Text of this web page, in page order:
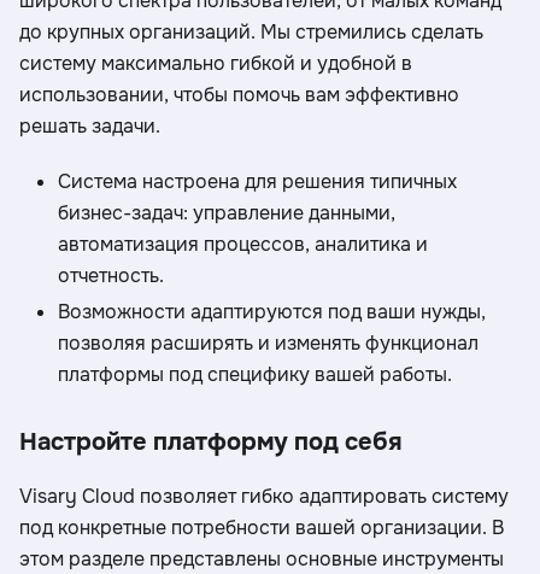
до крупных организаций. Мы стремились сделать
систему максимально гибкой и удобной в
использовании, чтобы помочь вам эффективно
решать задачи.
Система настроена для решения типичных
бизнес-задач: управление данными,
автоматизация процессов, аналитика и
отчетность.
Возможности адаптируются под ваши нужды,
позволяя расширять и изменять функционал
платформы под специфику вашей работы.
Настройте платформу под себя
Visary Cloud позволяет гибко адаптировать систему
под конкретные потребности вашей организации. В
этом разделе представлены основные инструменты